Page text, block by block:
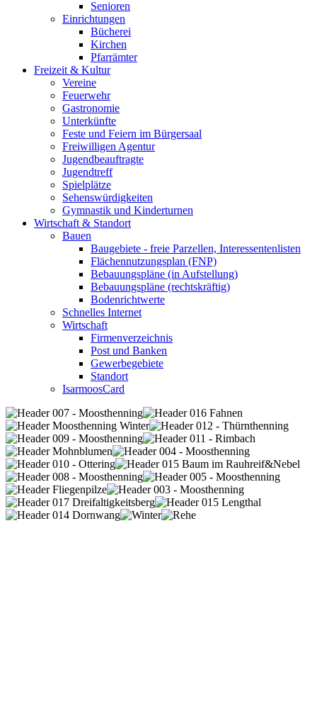
Senioren
Einrichtungen
Bücherei
Kirchen
Pfarrämter
Freizeit & Kultur
Vereine
Feuerwehr
Gastronomie
Unterkünfte
Feste und Feiern im Bürgersaal
Freiwilligen Agentur
Jugendbeauftragte
Jugendtreff
Spielplätze
Sehenswürdigkeiten
Gymnastik und Kinderturnen
Wirtschaft & Standort
Bauen
Baugebiete - freie Parzellen, Interessentenlisten
Flächennutzungsplan (FNP)
Bebauungspläne (in Aufstellung)
Bebauungspläne (rechtskräftig)
Bodenrichtwerte
Schnelles Internet
Wirtschaft
Firmenverzeichnis
Post und Banken
Gewerbegebiete
Standort
IsarmoosCard